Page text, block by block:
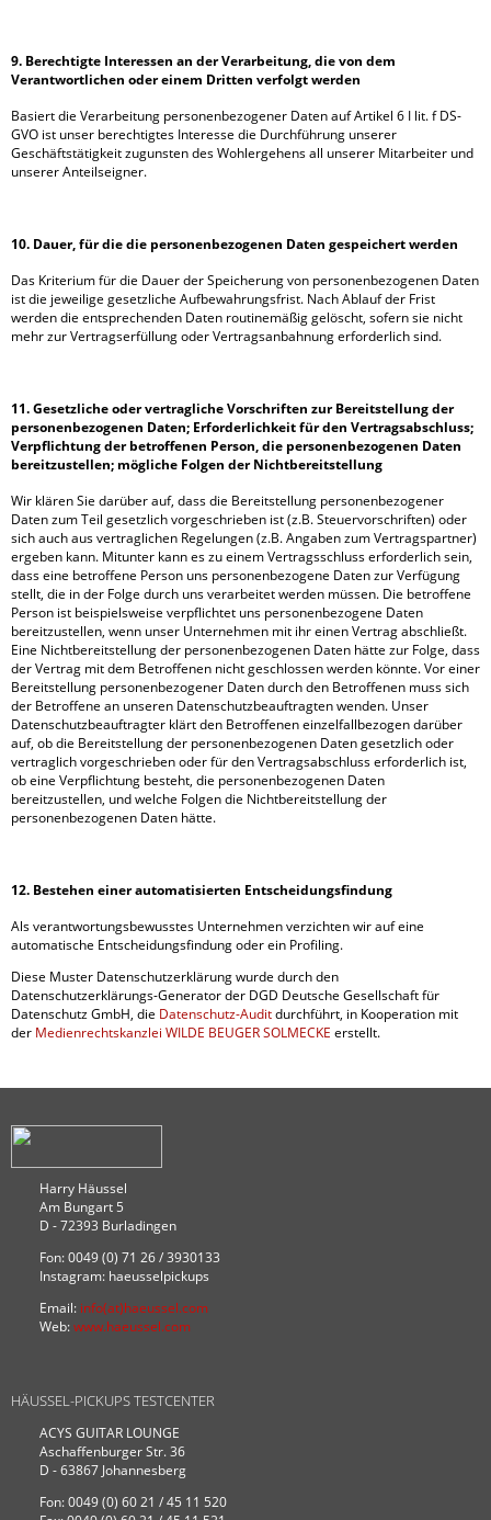
9. Berechtigte Interessen an der Verarbeitung, die von dem
Verantwortlichen oder einem Dritten verfolgt werden
Basiert die Verarbeitung personenbezogener Daten auf Artikel 6 I lit. f DS-
GVO ist unser berechtigtes Interesse die Durchführung unserer
Geschäftstätigkeit zugunsten des Wohlergehens all unserer Mitarbeiter und
unserer Anteilseigner.
10. Dauer, für die die personenbezogenen Daten gespeichert werden
Das Kriterium für die Dauer der Speicherung von personenbezogenen Daten
ist die jeweilige gesetzliche Aufbewahrungsfrist. Nach Ablauf der Frist
werden die entsprechenden Daten routinemäßig gelöscht, sofern sie nicht
mehr zur Vertragserfüllung oder Vertragsanbahnung erforderlich sind.
11. Gesetzliche oder vertragliche Vorschriften zur Bereitstellung der
personenbezogenen Daten; Erforderlichkeit für den Vertragsabschluss;
Verpflichtung der betroffenen Person, die personenbezogenen Daten
bereitzustellen; mögliche Folgen der Nichtbereitstellung
Wir klären Sie darüber auf, dass die Bereitstellung personenbezogener
Daten zum Teil gesetzlich vorgeschrieben ist (z.B. Steuervorschriften) oder
sich auch aus vertraglichen Regelungen (z.B. Angaben zum Vertragspartner)
ergeben kann. Mitunter kann es zu einem Vertragsschluss erforderlich sein,
dass eine betroffene Person uns personenbezogene Daten zur Verfügung
stellt, die in der Folge durch uns verarbeitet werden müssen. Die betroffene
Person ist beispielsweise verpflichtet uns personenbezogene Daten
bereitzustellen, wenn unser Unternehmen mit ihr einen Vertrag abschließt.
Eine Nichtbereitstellung der personenbezogenen Daten hätte zur Folge, dass
der Vertrag mit dem Betroffenen nicht geschlossen werden könnte. Vor einer
Bereitstellung personenbezogener Daten durch den Betroffenen muss sich
der Betroffene an unseren Datenschutzbeauftragten wenden. Unser
Datenschutzbeauftragter klärt den Betroffenen einzelfallbezogen darüber
auf, ob die Bereitstellung der personenbezogenen Daten gesetzlich oder
vertraglich vorgeschrieben oder für den Vertragsabschluss erforderlich ist,
ob eine Verpflichtung besteht, die personenbezogenen Daten
bereitzustellen, und welche Folgen die Nichtbereitstellung der
personenbezogenen Daten hätte.
12. Bestehen einer automatisierten Entscheidungsfindung
Als verantwortungsbewusstes Unternehmen verzichten wir auf eine
automatische Entscheidungsfindung oder ein Profiling.
Diese Muster Datenschutzerklärung wurde durch den
Datenschutzerklärungs-Generator der DGD Deutsche Gesellschaft für
Datenschutz GmbH, die Datenschutz-Auditdurchführt, in Kooperation mit
der Medienrechtskanzlei WILDE BEUGER SOLMECKE erstellt.
Harry Häussel
Am Bungart 5
D - 72393 Burladingen
Fon: 0049 (0) 71 26 / 3930133
Instagram: haeusselpickups
Email: info(at)haeussel.com
Web:www.haeussel.com
HÄUSSEL-PICKUPS TESTCENTER
ACYS GUITAR LOUNGE
Aschaffenburger Str. 36
D - 63867 Johannesberg
Fon: 0049 (0) 60 21 / 45 11 520